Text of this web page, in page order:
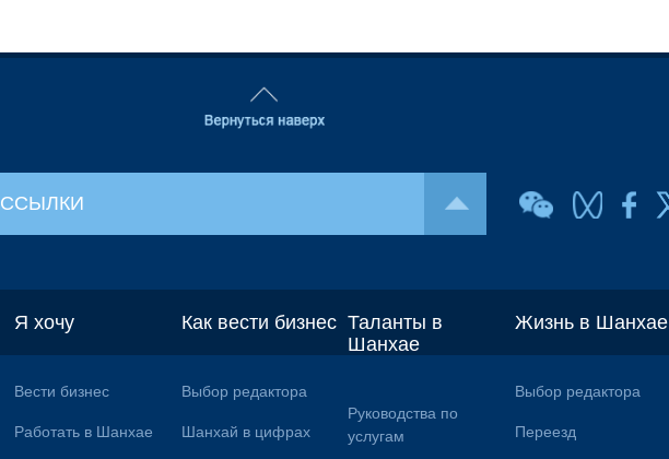
ССЫЛКИ
Я хочу
Вести бизнес
Работать в Шанхае
Как вести бизнес
Выбор редактора
Шанхай в цифрах
Таланты в
Шанхае
Руководства по
услугам
Жизнь в Шанхае
Выбор редактора
Переезд